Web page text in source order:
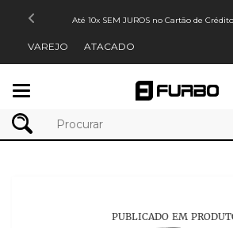
Até 10x SEM JUROS no Cartão de
VAREJO ATACADO
PUBLICADO EM